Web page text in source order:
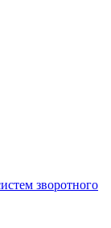
зворотного